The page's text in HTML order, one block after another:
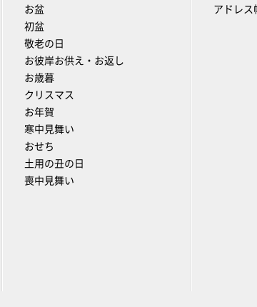
お盆
初盆
敬老の日
お彼岸お供え・お返し
お歳暮
クリスマス
お年賀
寒中見舞い
おせち
土用の丑の日
喪中見舞い
アドレス